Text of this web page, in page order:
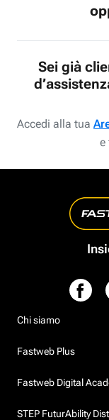
Sei già
Accedi alla tua
e
Chi siamo
Fastweb Plus
Fastweb Digital
STEP FuturAbility